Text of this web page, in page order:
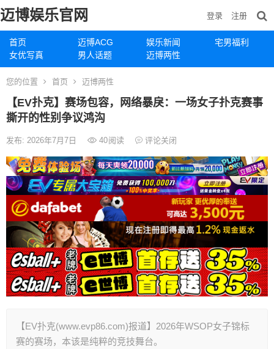
迈博娱乐官网
首页 迈博ACG 娱乐新闻
宅男福利
女优写真
男人话题 迈博两性
登录 注册
您的位置 首页 迈博两性
【EV扑克】赛场包容，网络暴戾：一场女子扑克赛事
撕开的性别争议鸿沟
发布: 2026年7月7日 40阅读 评论关闭
【EV扑克(www.evp86.com)报道】2026年WSOP女子锦标
赛的赛场，本该是纯粹的竞技舞台。